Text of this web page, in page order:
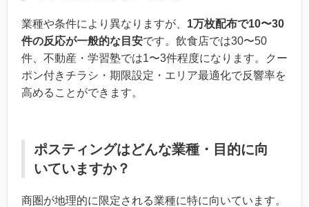
業種や条件により異なりますが、 1万枚配布で10〜30
件の反応が一般的な目安です。飲食店では30〜50
件、不動産・学習塾では1〜3件程度になります。クー
ポン付きチラシ・期限設定・エリア最適化で反響率を
高めることができます。
ポスティングはどんな業種・目的に向
いていますか？
商圏が地理的に限定される業種に特に向いています。